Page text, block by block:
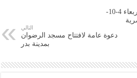
اسعار العملات اليوم الاربعاء 4-10-
التالي
دعوة عامة لافتتاح مسجد الرضوان
بمدينة بدر